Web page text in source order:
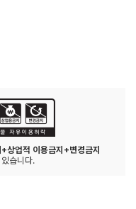
상업적 이용금지+변경금지
습니다.